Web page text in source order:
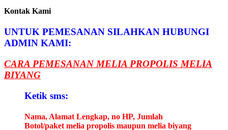
Kontak Kami
UNTUK PEMESANAN SILAHKAN HUBUNGI
ADMIN KAMI:
CARA PEMESANAN MELIA PROPOLIS MELIA
BIYANG
Ketik sms:
Nama, Alamat Lengkap, no HP, Jumlah
Botol/paket melia propolis maupun melia biyang